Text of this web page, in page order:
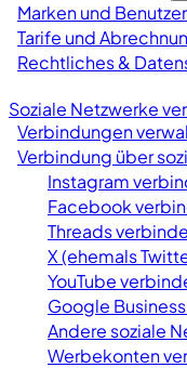
Marken und Benutzer
Tarife und
Rechtliches &
Soziale Netzwerke
Verbindungen
Verbindung über
Instagram
Facebook
Threads
X (ehemals
YouTube
Google
Andere soziale
Werbekonten